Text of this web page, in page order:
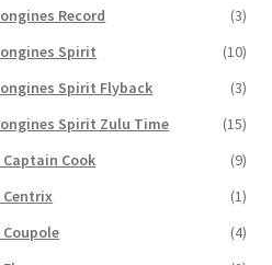
Record
(3)
Spirit
(10)
Spirit Flyback
(3)
Spirit Zulu Time
(15)
Captain Cook
(9)
Centrix
(1)
Coupole
(4)